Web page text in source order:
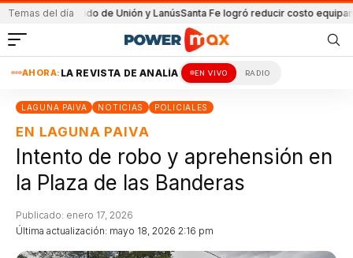
Temas del día
el partido de Unión y LanúsSanta Fe logró reducir costo equipamiento
AHORA: LA REVISTA DE ANALÍA EN VIVO RADIO
LAGUNA PAIVA NOTICIAS POLICIALES
EN LAGUNA PAIVA
Intento de robo y aprehensión en
la Plaza de las Banderas
Última actualización: mayo 18, 2026 2:16 pm
Publicado: enero 17, 2026